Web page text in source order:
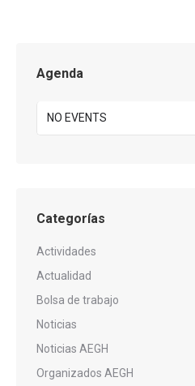
Agenda
NO EVENTS
Categorías
Actividades
Actualidad
Bolsa de trabajo
Noticias
Noticias AEGH
Organizados AEGH